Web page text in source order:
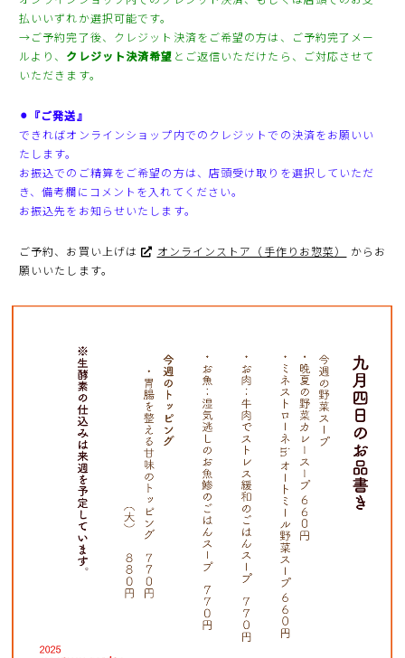
払いいずれか選択可能です。
→ご予約完了後、クレジット決済をご希望の方は、ご予約完了メー
ルより、 クレジット決済希望 とご返信いただけたら、ご対応させて
いただきます。
⚫︎『ご発送』
できればオンラインショップ内でのクレジットでの決済をお願いい
たします。
お振込でのご精算をご希望の方は、店頭受け取りを選択していただ
き、備考欄にコメントを入れてください。
お振込先をお知らせいたします。
ご予約、お買い上げは オンラインストア（手作りお惣菜）
からお
願いいたします。